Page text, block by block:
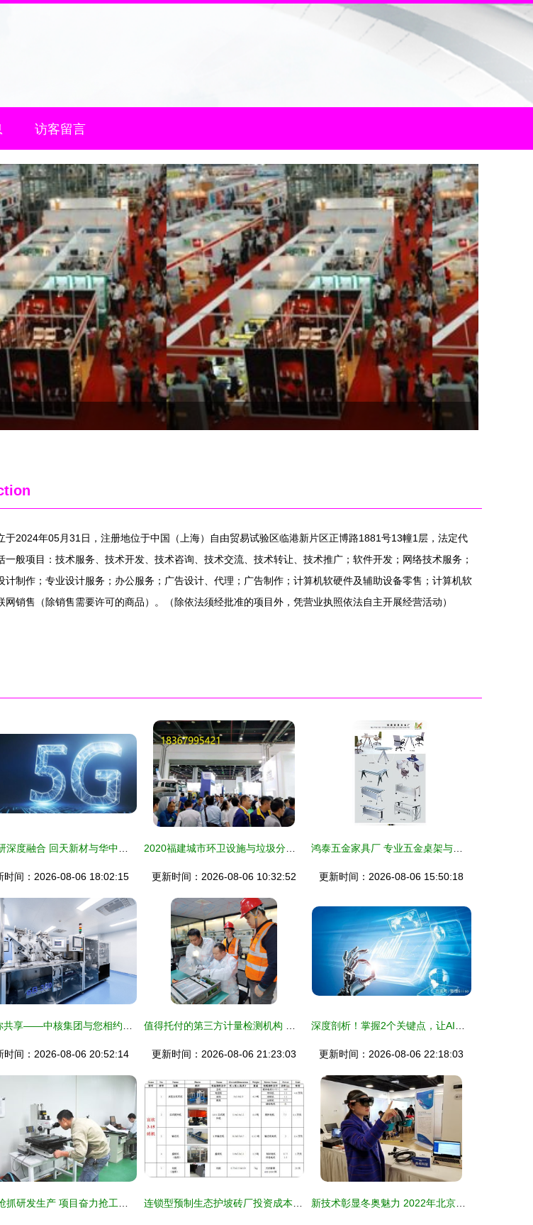
访客留言
于2024年05月31日，注册地位于中国（上海）自由贸易试验区临港新片区正博路1881号13幢1层，法定代
一般项目：技术服务、技术开发、技术咨询、技术交流、技术转让、技术推广；软件开发；网络技术服务；
计制作；专业设计服务；办公服务；广告设计、代理；广告制作；计算机软硬件及辅助设备零售；计算机软
销售（除销售需要许可的商品）。（除依法须经批准的项目外，凭营业执照依法自主开展经营活动）
时间：2026-08-06 18:02:15 更新时间：2026-08-06 10:32:52 更新时间：2026-08-06 15:50:18
时间：2026-08-06 20:52:14 更新时间：2026-08-06 21:23:03 更新时间：2026-08-06 22:18:03